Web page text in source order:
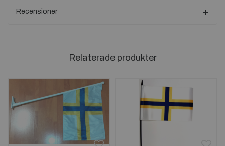
Recensioner
Relaterade produkter